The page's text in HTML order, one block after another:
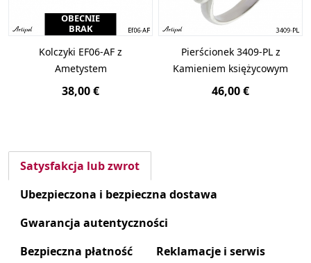
OBECNIE
BRAK
Kolczyki EF06-AF z
Ametystem
38,00 €
Pierścionek 3409-PL z
Kamieniem księżycowym
46,00 €
Satysfakcja lub zwrot
Ubezpieczona i bezpieczna dostawa
Gwarancja autentyczności
Bezpieczna płatność
Reklamacje i serwis